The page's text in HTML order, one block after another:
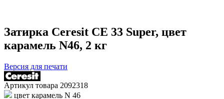
Затирка Ceresit CE 33 Super, цвет
карамель N46, 2 кг
Версия для печати
Артикул товара 2092318
цвет карамель N 46